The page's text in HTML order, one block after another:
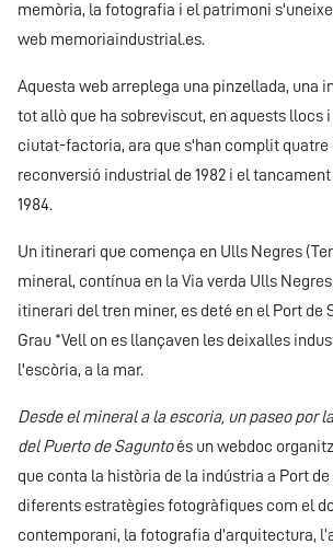
memòria, la fotografia i el patrimoni
web memoriaindustrial.es.
Aquesta web arreplega una pinzellada, una
tot allò que ha sobreviscut, en aquests llocs i
ciutat-factoria, ara que s'han complit quatre
reconversió industrial de 1982 i el tancament
1984.
Un itinerari que comença en Ulls Negres
mineral, contínua en la Via verda Ulls
itinerari del tren miner, es deté en el Port de
Grau *Vell on es llançaven les deixalles
l'escòria, a la mar.
Desde el mineral a la escoria, un paseo por
del Puerto de Saguntoés un webdoc
que conta la història de la indústria a Port
diferents estratègies fotogràfiques com el
contemporani, la fotografia d’arquitectura,